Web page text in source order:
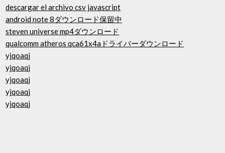
descargar el archivo csv javascript
android note 8ダウンロード保留中
steven universe mp4ダウンロード
qualcomm atheros qca61x4aドライバーダウンロード
yjqoaqj
yjqoaqj
yjqoaqj
yjqoaqj
yjqoaqj